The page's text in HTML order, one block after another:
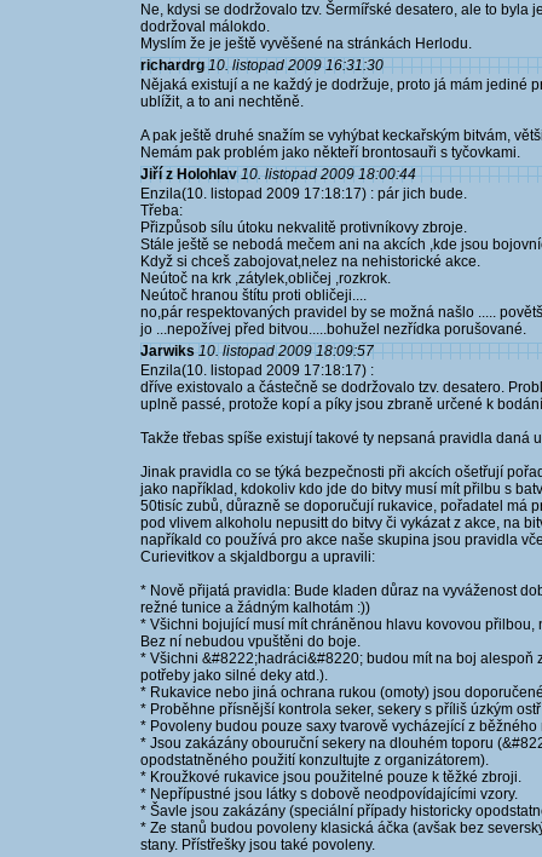
Ne, kdysi se dodržovalo tzv. Šermířské desatero, ale to byla
dodržoval málokdo.
Myslím že je ještě vyvěšené na stránkách Herlodu.
richardrg 10. listopad 2009 16:31:30
Nějaká existují a ne každý je dodržuje, proto já mám jediné
ublížit, a to ani nechtěně.
A pak ještě druhé snažím se vyhýbat keckařským bitvám,
Nemám pak problém jako někteří brontosauři s tyčovkami.
Jiří z Holohlav 10. listopad 2009 18:00:44
Enzila(10. listopad 2009 17:18:17) : pár jich bude.
Třeba:
Přizpůsob sílu útoku nekvalitě protivníkovy zbroje.
Stále ještě se nebodá mečem ani na akcích ,kde jsou
Když si chceš zabojovat,nelez na nehistorické akce.
Neútoč na krk ,zátylek,obličej ,rozkrok.
Neútoč hranou štítu proti obličeji....
no,pár respektovaných pravidel by se možná našlo .....
jo ...nepožívej před bitvou.....bohužel nezřídka porušované.
Jarwiks 10. listopad 2009 18:09:57
Enzila(10. listopad 2009 17:18:17) :
dříve existovalo a částečně se dodržovalo tzv. desatero.
uplně passé, protože kopí a píky jsou zbraně určené k
Takže třebas spíše existují takové ty nepsaná pravidla daná
Jinak pravidla co se týká bezpečnosti při akcích ošetřují
jako například, kdokoliv kdo jde do bitvy musí mít přilbu s
50tisíc zubů, důrazně se doporučují rukavice, pořadatel má
pod vlivem alkoholu nepusitt do bitvy či vykázat z akce, na
napříkald co používá pro akce naše skupina jsou pravidla
Curievitkov a skjaldborgu a upravili:
* Nově přijatá pravidla: Bude kladen důraz na vyváženost
režné tunice a žádným kalhotám :))
* Všichni bojující musí mít chráněnou hlavu kovovou
Bez ní nebudou vpuštěni do boje.
* Všichni &#8222;hadráci&#8220; budou mít na boj alespoň
potřeby jako silné deky atd.).
* Rukavice nebo jiná ochrana rukou (omoty) jsou
* Proběhne přísnější kontrola seker, sekery s příliš úzkým
* Povoleny budou pouze saxy tvarově vycházející z běžného
* Jsou zakázány obouruční sekery na dlouhém toporu
opodstatněného použití konzultujte z organizátorem).
* Kroužkové rukavice jsou použitelné pouze k těžké zbroji.
* Nepřípustné jsou látky s dobově neodpovídajícími vzory.
* Šavle jsou zakázány (speciální případy historicky
* Ze stanů budou povoleny klasická áčka (avšak bez
stany. Přístřešky jsou také povoleny.